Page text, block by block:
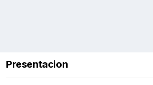
Presentacion